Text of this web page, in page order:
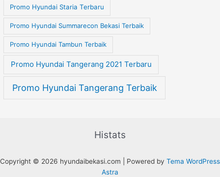
Promo Hyundai Staria Terbaru
Promo Hyundai Summarecon Bekasi Terbaik
Promo Hyundai Tambun Terbaik
Promo Hyundai Tangerang 2021 Terbaru
Promo Hyundai Tangerang Terbaik
Histats
Copyright © 2026 hyundaibekasi.com | Powered by Tema WordPress
Astra